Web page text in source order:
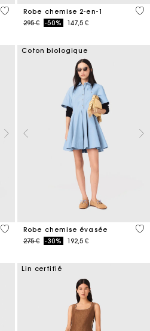
5 out of 5 Customer Rating
Robe chemise 2-en-1
Price reduced from
295 €to-50% 147,5 €
5
5 out of 5 Customer Rating
Coton biologique
Robe chemise évasée
Price reduced from
275 €to-30% 192,5 €
4,1
Lin certifié